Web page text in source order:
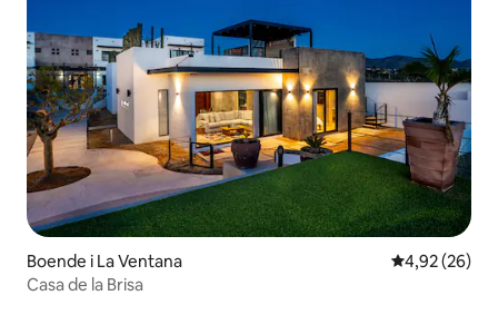
Boende i La Ventana 4,92 av 5 i
4,92 (26)
Casa de la Brisa